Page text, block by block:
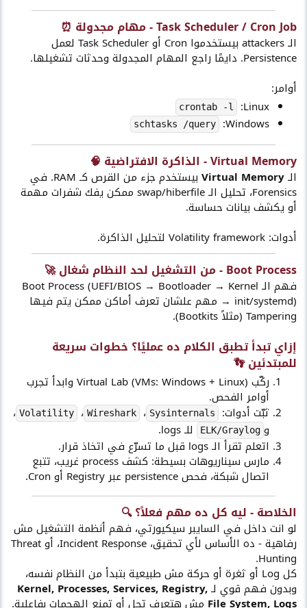
Task Scheduler / Cron Job - مهام مجدولة ⏰​
الـ attackers بيستخدموا Cron أو Task Scheduler لعمل
Persistence. دايمًا راجع المهام المجدولة وحدثات تشغيلها.
أوامر:
Linux:
crontab -l
Windows:
schtasks /query
Virtual Memory - الذاكرة الافتراضية 🧠​
الـVirtual Memory بيستخدم جزء من القرص كـ RAM. في
Forensics، تحليل الـ swap/hiberfile ممكن يفك شفرات مهمة
أو يكشف بيانات حساسة.
أدوات: Volatility framework لتحليل الذاكرة.
Boot Process - من التشغيل لحد النظام شغال 🚀​
فهم الـ Boot Process (UEFI/BIOS → Bootloader → Kernel
→ init/systemd) مهم علشان تعرف أماكن ممكن يتم فيها
Tampering (مثلاً Bootkits).
إزاي تبدأ تطبق الكلام ده عمليًا؟ خطوات سريعة
للمبتدئين 👣​
ركّب Virtual Lab (VMs: Windows + Linux) وابدأ تجرب
أوامر الفحص.
ثبّت أدوات:
Sysinternals ، Wireshark ، Volatility ،
و ELK/Graylog
للـ logs.
اتعلم تقرأ الـ logs قبل ما تسرّع في اتخاذ قرار.
مارس سيناريوهات بسيطة: كشف process غريب، تتبع
اتصال شبكة، فحص persistence عبر Registry أو Cron.
الخلاصة - ليه كل ده مهم فعلاً؟ 🔍​
لو انت داخل في السايبر سيكيورتي، فهم أنظمة التشغيل مش
رفاهية - ده الأساس لأي تحقيق، Incident Response، أو Threat
Hunting.
كل Log أو ثغرة أو حركة مش طبيعية بتبدأ من النظام نفسه،
وبدون فهم قوي لـKernel, Processes, Services, Registry,
File System, Logs مش هتعرف تِحل أو تِمنع الهجمات بفاعلية.